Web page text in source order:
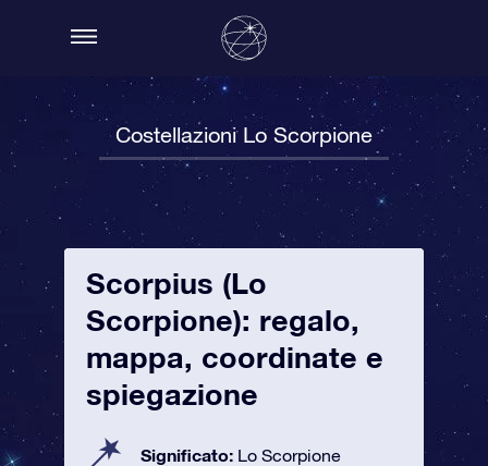
Costellazioni Lo Scorpione
Scorpius (Lo
Scorpione): regalo,
mappa, coordinate e
spiegazione
Significato: Lo Scorpione